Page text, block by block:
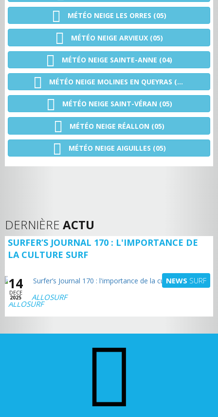
MÉTÉO NEIGE LES ORRES (05)
MÉTÉO NEIGE ARVIEUX (05)
MÉTÉO NEIGE SAINTE-ANNE (04)
MÉTÉO NEIGE MOLINES EN QUEYRAS (05)
MÉTÉO NEIGE SAINT-VÉRAN (05)
MÉTÉO NEIGE RÉALLON (05)
MÉTÉO NEIGE AIGUILLES (05)
DERNIÈRE ACTU
SURFER’S JOURNAL 170 : L'IMPORTANCE DE
LA CULTURE SURF
14
DECE
2025
NEWS SURF
ALLOSURF